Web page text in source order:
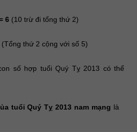
6 (10 trừ đi tổng thứ 2)
(Tổng thứ 2 cộng với số 5)
số hợp tuổi Quý Tỵ 2013 có thể
tuổi Quý Tỵ 2013 nam mạng là